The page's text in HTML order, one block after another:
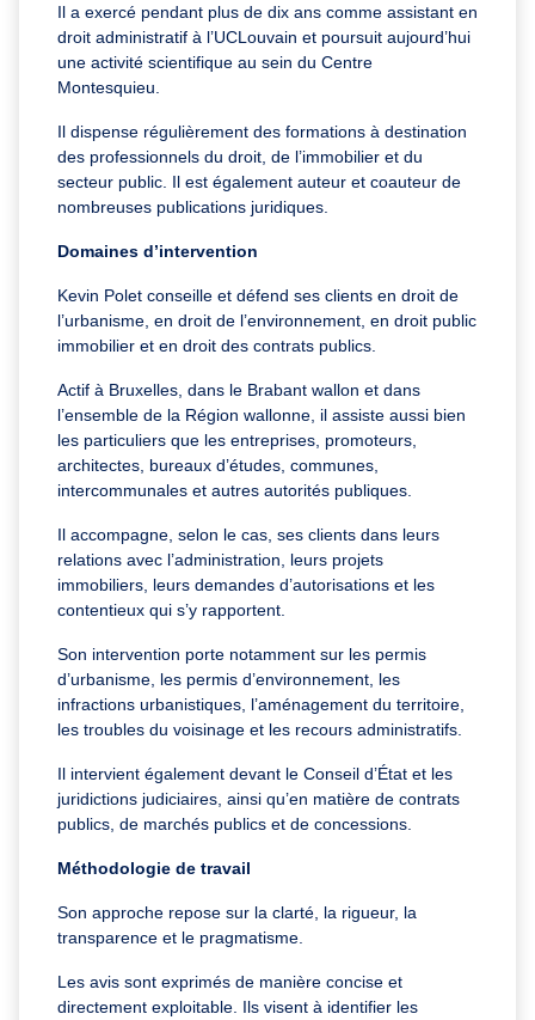
Il a exercé pendant plus de dix ans comme assistant en
droit administratif à l’UCLouvain et poursuit aujourd’hui
une activité scientifique au sein du Centre
Montesquieu.
Il dispense régulièrement des formations à destination
des professionnels du droit, de l’immobilier et du
secteur public. Il est également auteur et coauteur de
nombreuses publications juridiques.
Domaines d’intervention
Kevin Polet conseille et défend ses clients en droit de
l’urbanisme, en droit de l’environnement, en droit public
immobilier et en droit des contrats publics.
Actif à Bruxelles, dans le Brabant wallon et dans
l’ensemble de la Région wallonne, il assiste aussi bien
les particuliers que les entreprises, promoteurs,
architectes, bureaux d’études, communes,
intercommunales et autres autorités publiques.
Il accompagne, selon le cas, ses clients dans leurs
relations avec l’administration, leurs projets
immobiliers, leurs demandes d’autorisations et les
contentieux qui s’y rapportent.
Son intervention porte notamment sur les permis
d’urbanisme, les permis d’environnement, les
infractions urbanistiques, l’aménagement du territoire,
les troubles du voisinage et les recours administratifs.
Il intervient également devant le Conseil d’État et les
juridictions judiciaires, ainsi qu’en matière de contrats
publics, de marchés publics et de concessions.
Méthodologie de travail
Son approche repose sur la clarté, la rigueur, la
transparence et le pragmatisme.
Les avis sont exprimés de manière concise et
directement exploitable. Ils visent à identifier les